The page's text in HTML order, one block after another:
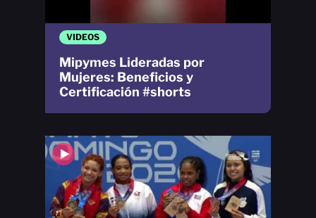
VIDEOS
Mipymes Lideradas por
Mujeres: Beneficios y
Certificación #shorts